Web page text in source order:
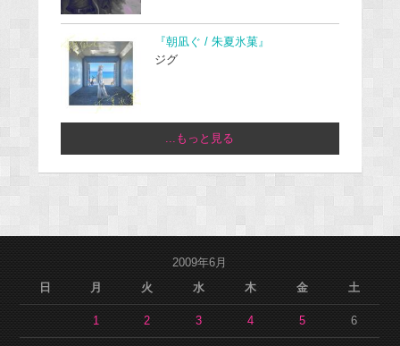
『朝凪ぐ / 朱夏氷菓』
ジグ
...もっと見る
2009年6月
日
月 火 水 木 金 土
1 2 3 4 5 6